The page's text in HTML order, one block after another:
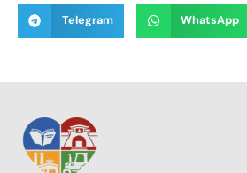
Telegram WhatsApp